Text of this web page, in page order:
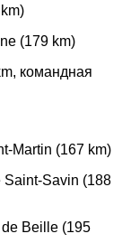
(179 km)
командная
Martin (167 km)
Saint-Savin (188
Beille (195